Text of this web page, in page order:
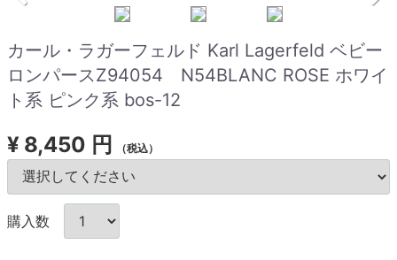
カール・ラガーフェルド Karl Lagerfeld ベビー
ロンパースZ94054 N54BLANC ROSE ホワイ
ト系 ピンク系 bos-12
¥ 8,450 円 （税込）
購入数